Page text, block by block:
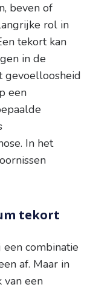
beven of
rol in
tekort kan
in de
gevoelloosheid
een
In het
tekort
combinatie
af. Maar in
een